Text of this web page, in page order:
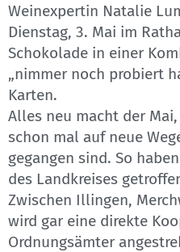
Weinexpertin Natalie
Dienstag, 3. Mai im
Schokolade in einer
„nimmer noch probiert
Karten.
Alles neu macht der
schon mal auf neue
gegangen sind. So
des Landkreises
Zwischen Illingen,
wird gar eine direkte
Ordnungsämter